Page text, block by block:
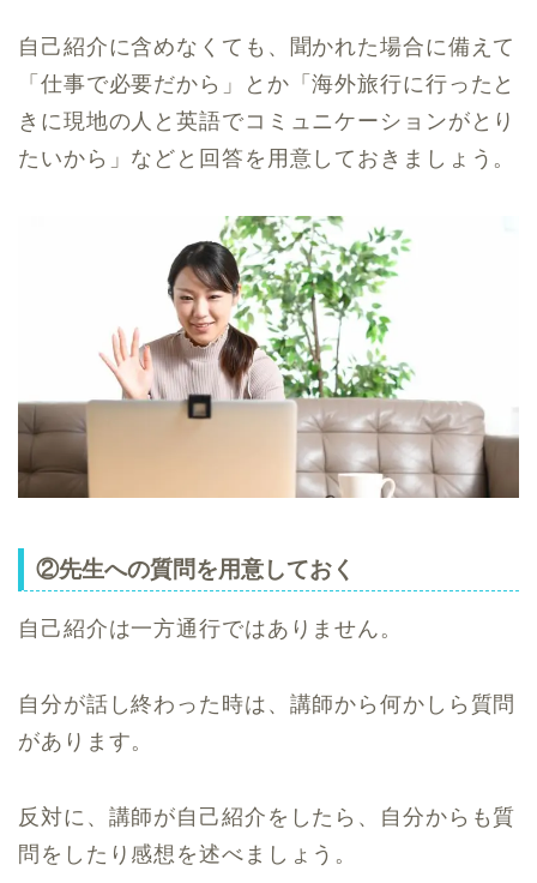
自己紹介に含めなくても、聞かれた場合に備えて
「仕事で必要だから」とか「海外旅行に行ったと
きに現地の人と英語でコミュニケーションがとり
たいから」などと回答を用意しておきましょう。
②先生への質問を用意しておく
自己紹介は一方通行ではありません。
自分が話し終わった時は、講師から何かしら質問
があります。
反対に、講師が自己紹介をしたら、自分からも質
問をしたり感想を述べましょう。